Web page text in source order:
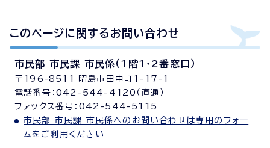
このページに関する お問い合わせ
市民部 市民課 市民係（1階1・2番窓口）
〒196-8511 昭島市田中町1-17-1
電話番号：042-544-4120（直通）
ファックス番号：042-544-5115
市民部 市民課 市民係へのお問い合わせは専用のフォー
ムをご利用ください